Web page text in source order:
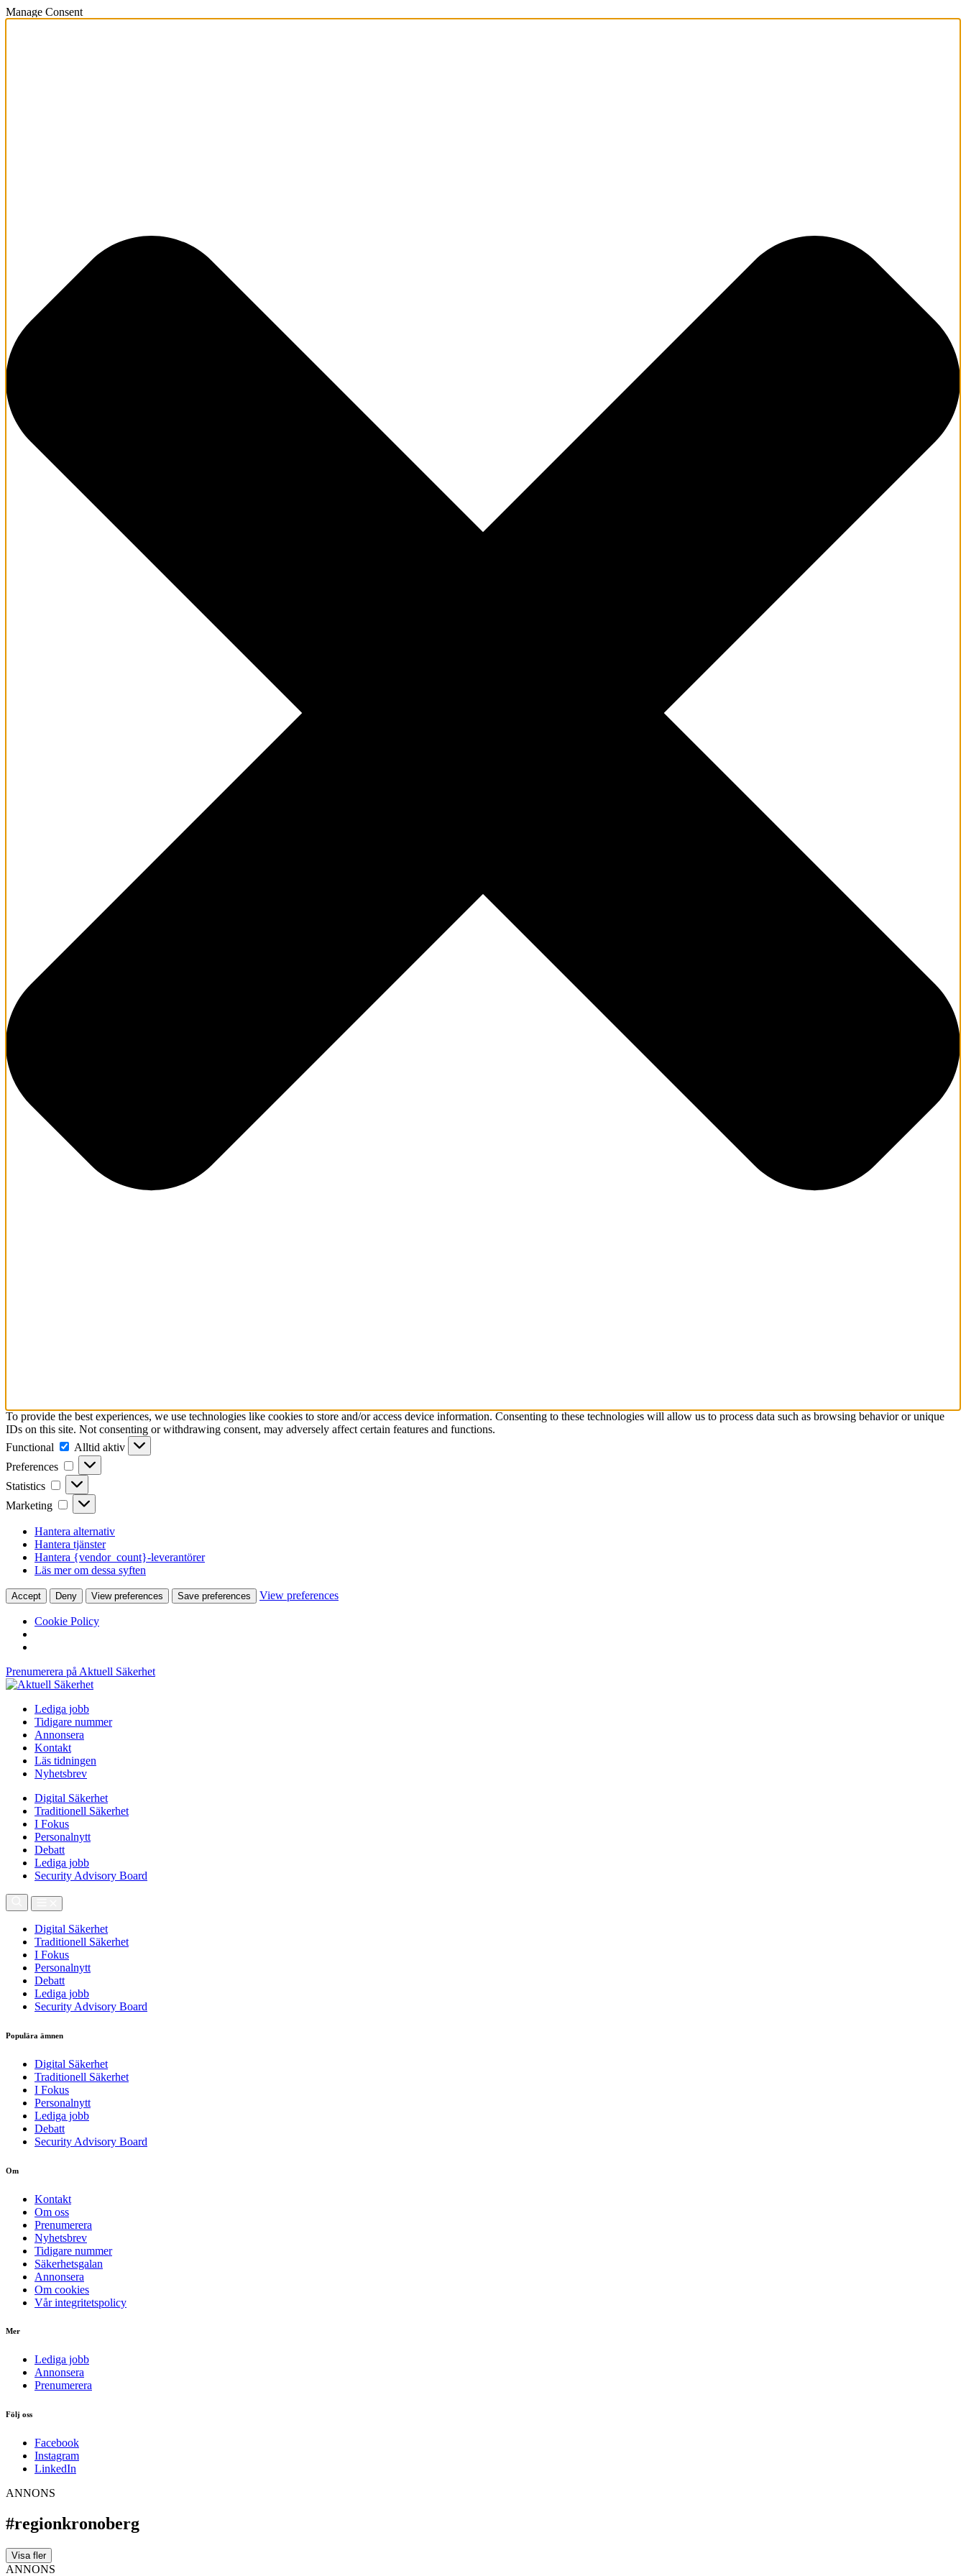
Manage Consent
To provide the best experiences, we use technologies like cookies to store and/or access device information. Consenting to these technologies will allow us to process data such as browsing behavior or unique
IDs on this site. Not consenting or withdrawing consent, may adversely affect certain features and functions.
Functional
Functional
Alltid aktiv
Preferences
Preferences
Statistics Statistics
Marketing Marketing
Hantera alternativ
Hantera tjänster
Hantera {vendor_count}-leverantörer
Läs mer om dessa syften
Accept Deny View preferences Save preferences View preferences
Cookie Policy
Prenumerera på Aktuell Säkerhet
Lediga jobb
Tidigare nummer
Annonsera
Kontakt
Läs tidningen
Nyhetsbrev
Digital Säkerhet
Traditionell Säkerhet
I Fokus
Personalnytt
Debatt
Lediga jobb
Security Advisory Board
Digital Säkerhet
Traditionell Säkerhet
I Fokus
Personalnytt
Debatt
Lediga jobb
Security Advisory Board
Populära ämnen
Digital Säkerhet
Traditionell Säkerhet
I Fokus
Personalnytt
Lediga jobb
Debatt
Security Advisory Board
Om
Kontakt
Om oss
Prenumerera
Nyhetsbrev
Tidigare nummer
Säkerhetsgalan
Annonsera
Om cookies
Vår integritetspolicy
Mer
Lediga jobb
Annonsera
Prenumerera
Följ oss
Facebook
Instagram
LinkedIn
ANNONS
#regionkronoberg
Visa fler
ANNONS